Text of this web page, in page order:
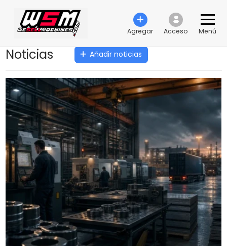
Agregar Acceso Menú
Noticias Añadir noticias